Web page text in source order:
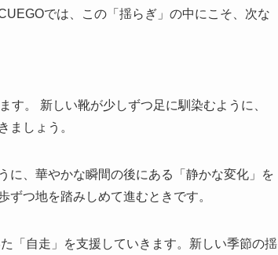
では、この「揺らぎ」の中にこそ、次な
。 新しい靴が少しずつ足に馴染むように、
ましょう。
に、華やかな瞬間の後にある「静かな変化」を
つ地を踏みしめて進むときです。
「自走」を支援していきます。新しい季節の揺